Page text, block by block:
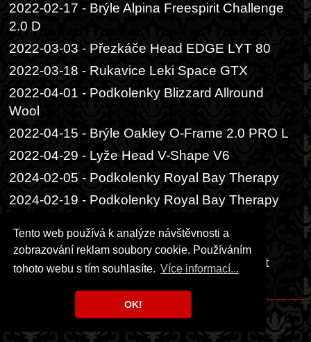
Tento web používá k analýze návštěvnosti a
zobrazování reklam soubory cookie. Používáním
tohoto webu s tím souhlasíte. Více informací...
OK!
2022-02-17 - Brýle Alpina Freespirit Challenge
2.0 D
2022-03-03 - Přezkáče Head EDGE LYT 80
2022-03-18 - Rukavice Leki Space GTX
2022-04-01 - Podkolenky Blizzard Allround
Wool
2022-04-15 - Brýle Oakley O-Frame 2.0 PRO L
2022-04-29 - Lyže Head V-Shape V6
2024-02-05 - Podkolenky Royal Bay Therapy
2024-02-19 - Podkolenky Royal Bay Therapy
2024-03-04 - Bunda Husky Gomez L
2024-04-08 - Rukavice Level Energy W Mitt
Copyright © 1999 - 2026 Milka